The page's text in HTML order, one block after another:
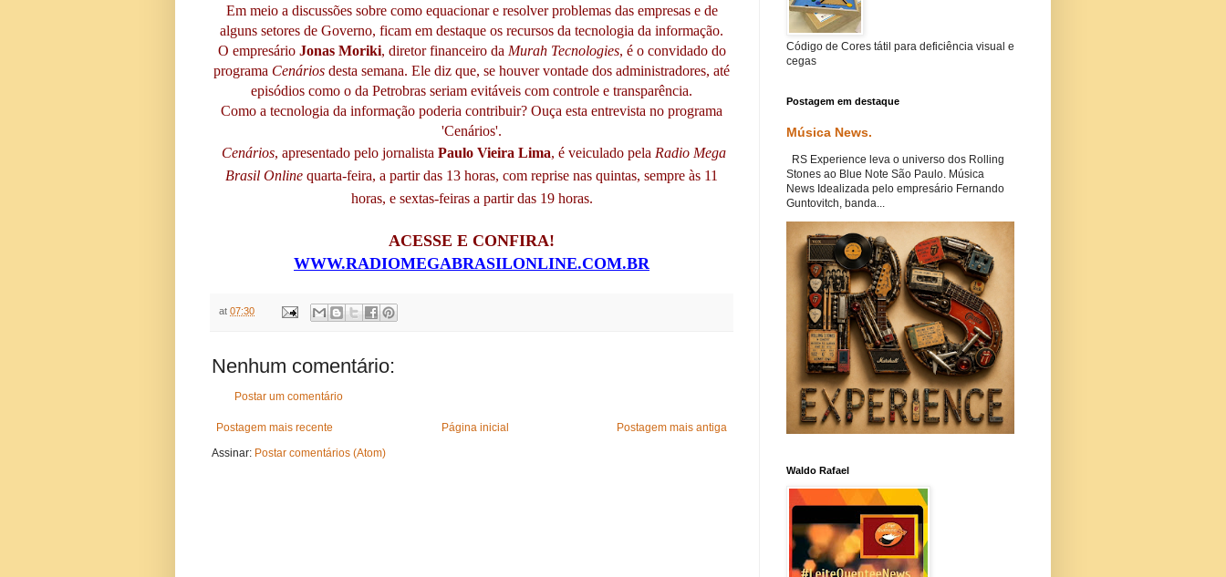
Em meio a discussões sobre como equacionar e resolver problemas das empresas e de
alguns setores de Governo, ficam em destaque os recursos da tecnologia da informação.
O empresárioJonas Moriki, diretor financeiro da Murah Tecnologies, é o convidado do
programa Cenários desta semana. Ele diz que, se houver vontade dos administradores, até
episódios como o da Petrobras seriam evitáveis com controle e transparência.
Como a tecnologia da informação poderia contribuir? Ouça esta entrevista no programa
'Cenários'.
Cenários, apresentado pelo jornalista Paulo Vieira Lima, é veiculado pela Radio Mega
Brasil Online quarta-feira, a partir das 13 horas, com reprise nas quintas, sempre às 11
horas, e sextas-feiras a partir das 19 horas.
ACESSE E CONFIRA!
WWW.RADIOMEGABRASILONLINE.COM.BR
at 07:30
Nenhum comentário:
Postar um comentário
Postagem mais recente Postagem mais antiga
Página inicial
Assinar: Postar comentários (Atom)
Código de Cores tátil para deficiência visual e
cegas
Postagem em destaque
Música News.
RS Experience leva o universo dos Rolling
Stones ao Blue Note São Paulo. Música
News Idealizada pelo empresário Fernando
Guntovitch, banda...
Waldo Rafael